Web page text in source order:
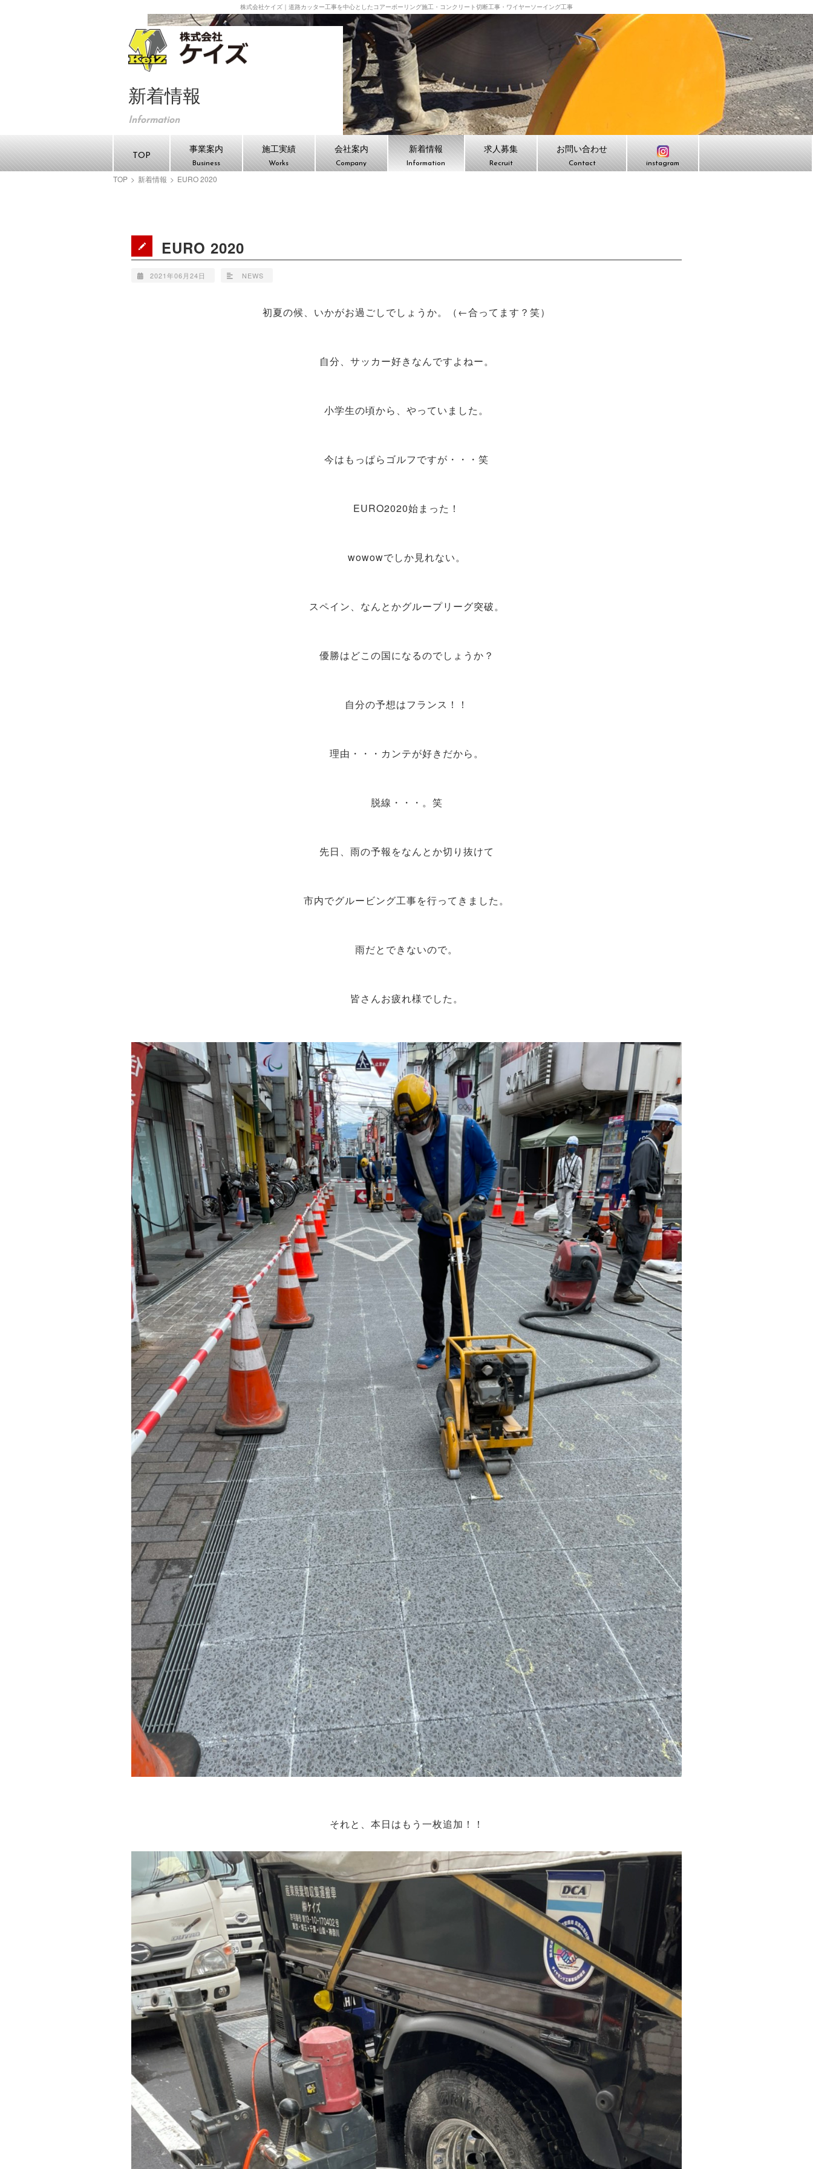
株式会社ケイズ｜道路カッター工事を中心としたコアーボーリング施工・コンクリート切断工事・ワイヤーソーイング工事
株式会社ケイズ TOPPAGE
新着情報
Information
TOP
事業案内
Business
施工実績
Works
会社案内
Company
新着情報
Information
求人募集
Recruit
お問い合わせ
Contact instagram
TOP > 新着情報 > EURO 2020
EURO 2020
2021年06月24日 NEWS
初夏の候、いかがお過ごしでしょうか。（←合ってます？笑）
自分、サッカー好きなんですよねー。
小学生の頃から、やっていました。
今はもっぱらゴルフですが・・・笑
EURO2020始まった！
wowowでしか見れない。
スペイン、なんとかグループリーグ突破。
優勝はどこの国になるのでしょうか？
自分の予想はフランス！！
理由・・・カンテが好きだから。
脱線・・・。笑
先日、雨の予報をなんとか切り抜けて
市内でグルービング工事を行ってきました。
雨だとできないので。
皆さんお疲れ様でした。
それと、本日はもう一枚追加！！